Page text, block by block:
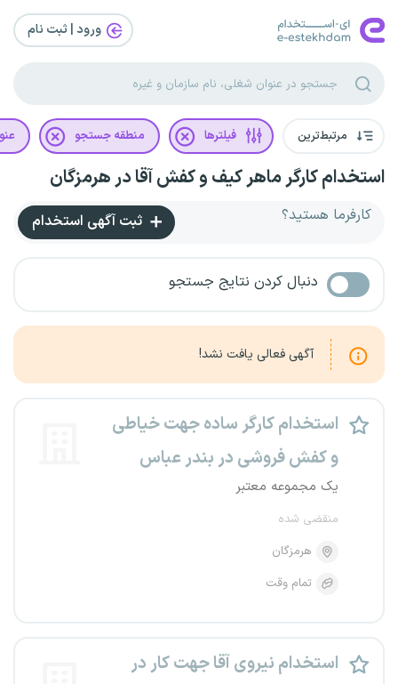
ورود | ثبت‌ نام
مرتبط‌ترین فیلترها منطقه جستجو
استخدام کارگر ماهر کیف و کفش آقا در هرمزگان
کارفرما هستید؟ ثبت آگهی استخدام
دنبال کردن نتایج جستجو
آگهی فعالی یافت نشد!
استخدام کارگر ساده جهت خیاطی
و کفش فروشی در بندر عباس
یک مجموعه معتبر
منقضی شده
هرمزگان
تمام وقت
استخدام نیروی آقا جهت کار در